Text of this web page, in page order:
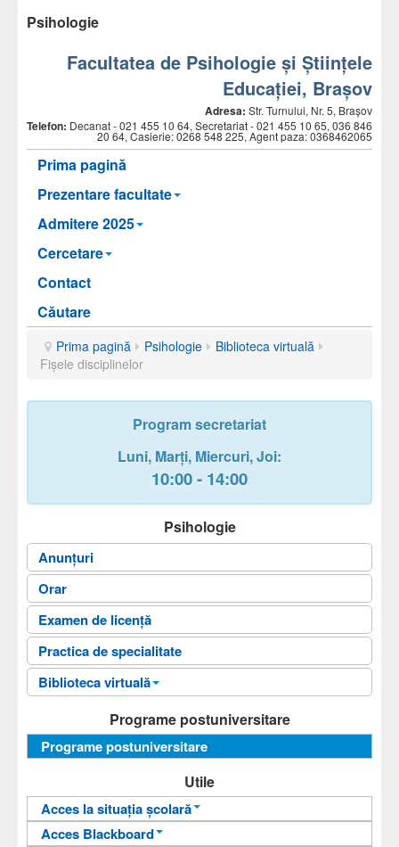
Psihologie
Facultatea de Psihologie și Științele
Educației, Brașov
Adresa: Str. Turnului, Nr. 5, Brașov
Telefon: Decanat -021 455 10 64, Secretariat - 021 455 10 65, 036 846
20 64, Casierie: 0268 548 225, Agent paza: 0368462065
Prima pagină
Prezentare facultate
Admitere 2025
Cercetare
Contact
Căutare
Prima pagină Psihologie
Biblioteca virtuală
Fișele disciplinelor
Program secretariat
Luni, Marți, Miercuri, Joi:
10:00 - 14:00
Psihologie
Anunțuri
Orar
Examen de licență
Practica de specialitate
Biblioteca virtuală
Fișele disciplinelor
Ghiduri universitare
Programe postuniversitare
Programe postuniversitare
Utile
Acces la situația școlară
Informații pentru acces
Acces Blackboard